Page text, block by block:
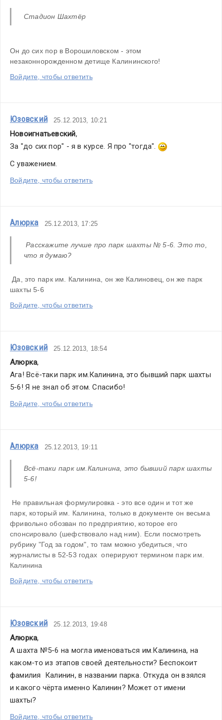
Стадион Шахтёр
Он до сих пор в Ворошиловском - этом
незаконнорожденном детище Калининского!
Войдите, чтобы ответить
Юзовский 25.12.2013, 10:21
Новоигнатьевский,
За "до сих пор" - я в курсе. Я про "тогда".
С уважением.
Войдите, чтобы ответить
Алюрка 25.12.2013, 17:25
Расскажите лучше про парк шахты № 5-6. Это то,
что я думаю?
шахты 5-6
Войдите, чтобы ответить
Юзовский 25.12.2013, 18:54
Алюрка,
Ага! Всё-таки парк им.Калинина, это бывший парк шахты
5-6! Я не знал об этом. Спасибо!
Войдите, чтобы ответить
Алюрка 25.12.2013, 19:11
Всё-таки парк им.Калинина, это бывший парк шахты
5-6!
парк, который им. Калинина, только в документе он весьма
фривольно обозван по предприятию, которое его
спонсировало (шефствовало над ним). Если посмотреть
рубрику "Год за годом", то там можно убедиться, что
журналисты в 52-53 годах  оперируют термином парк им.
Калинина
Войдите, чтобы ответить
Юзовский 25.12.2013, 19:48
Алюрка,
А шахта №5-6 на могла именоваться им.Калинина, на
каком-то из этапов своей деятельности? Беспокоит
фамилия  Калинин, в названии парка. Откуда он взялся
и какого чёрта именно Калинин? Может от имени
шахты?
Войдите, чтобы ответить